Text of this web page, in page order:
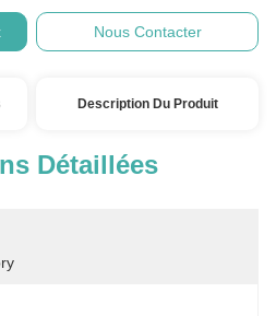
Nous Contacter
Description Du Produit
Détaillées